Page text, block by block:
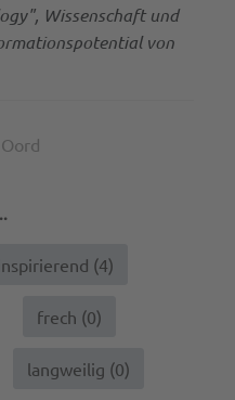
Wissenschaft und
von
(4)
frech (0)
langweilig (0)